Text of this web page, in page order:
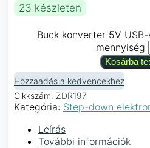
23 készleten
Buck konverter 5V
mennyiség
Kosárba
Hozzáadás a kedvencekhez
Cikkszám: ZDR197
Kategória: Step-down
Leírás
További információk